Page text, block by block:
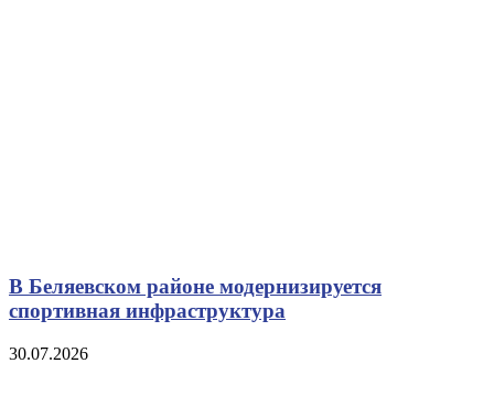
В Беляевском районе модернизируется
спортивная инфраструктура
30.07.2026